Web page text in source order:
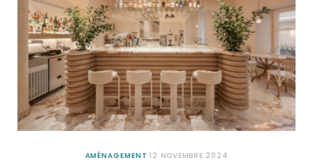
AMÉNAGEMENT 12 NOVEMBRE 2024